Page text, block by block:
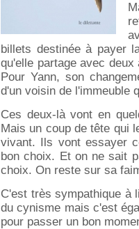
billets destinée à payer
qu'elle partage avec
Pour Yann, son
d'un voisin de l'immeuble
Ces deux-là vont en
Mais un coup de tête qui
vivant. Ils vont essayer
bon choix. Et on ne sait
choix. On reste sur sa
C'est très sympathique à
du cynisme mais c'est
pour passer un bon